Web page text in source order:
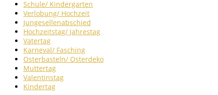
Schule/ Kindergarten
Verlobung/ Hochzeit
Jungesellenabschied
Hochzeitstag/ Jahrestag
Vatertag
Karneval/ Fasching
Osterbasteln/ Osterdeko
Muttertag
Valentinstag
Kindertag